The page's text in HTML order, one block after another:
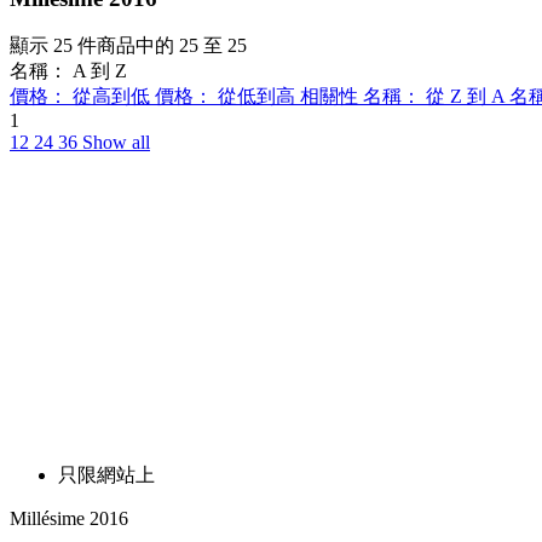
顯示 25 件商品中的 25 至 25
名稱： A 到 Z
價格： 從高到低 價格： 從低到高 相關性 名稱： 從 Z 到 A名
1
12 24 36 Show all
只限網站上
Millésime 2016